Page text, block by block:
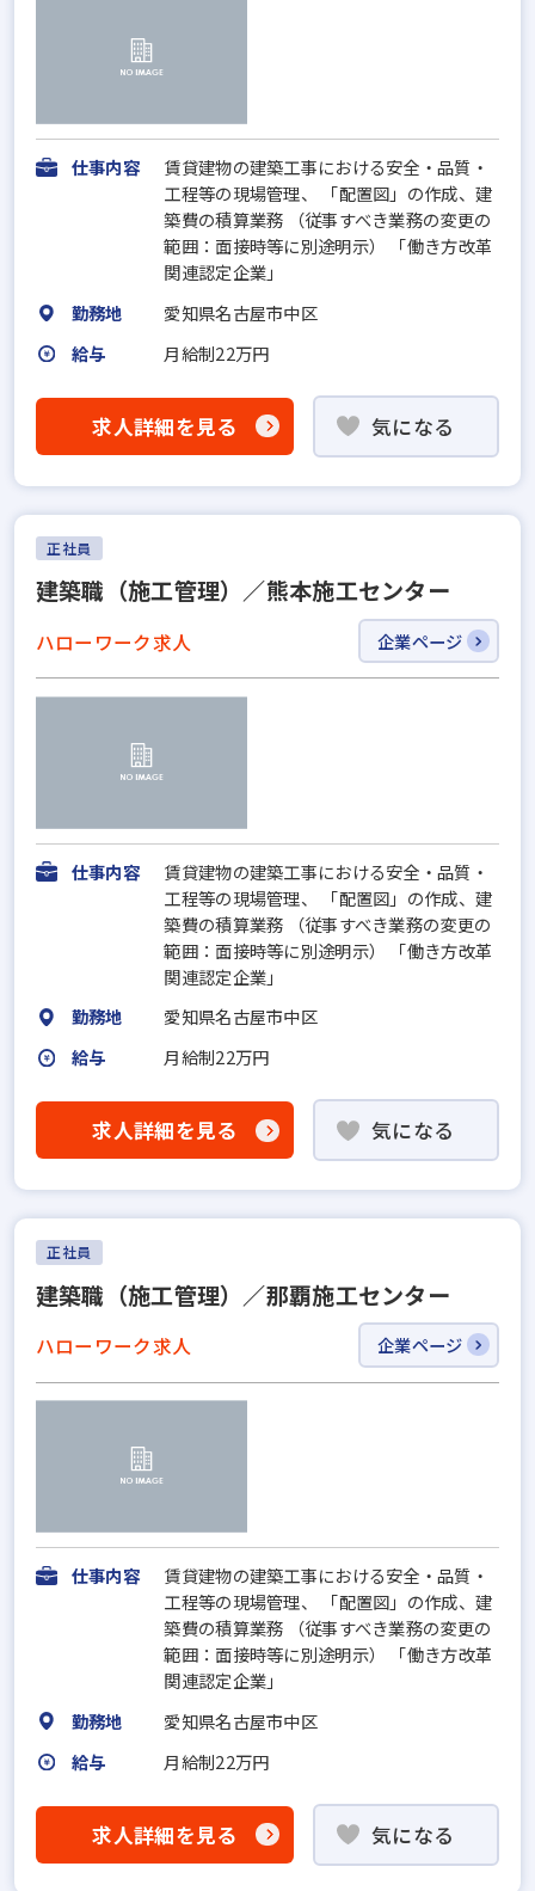
仕事内容
賃貸建物の建築工事における安全・品質・
工程等の現場管理、 「配置図」の作成、建
築費の積算業務 （従事すべき業務の変更の
範囲：面接時等に別途明示） 「働き方改革
関連認定企業」
勤務地
愛知県名古屋市中区
給与
月給制22万円
求人詳細を見る 気になる
正社員
建築職（施工管理）／熊本施工センター
ハローワーク求人 企業ページ
仕事内容
賃貸建物の建築工事における安全・品質・
工程等の現場管理、 「配置図」の作成、建
築費の積算業務 （従事すべき業務の変更の
範囲：面接時等に別途明示） 「働き方改革
関連認定企業」
勤務地
愛知県名古屋市中区
給与
月給制22万円
求人詳細を見る 気になる
正社員
建築職（施工管理）／那覇施工センター
ハローワーク求人 企業ページ
仕事内容
賃貸建物の建築工事における安全・品質・
工程等の現場管理、 「配置図」の作成、建
築費の積算業務 （従事すべき業務の変更の
範囲：面接時等に別途明示） 「働き方改革
関連認定企業」
勤務地
愛知県名古屋市中区
給与
月給制22万円
求人詳細を見る 気になる